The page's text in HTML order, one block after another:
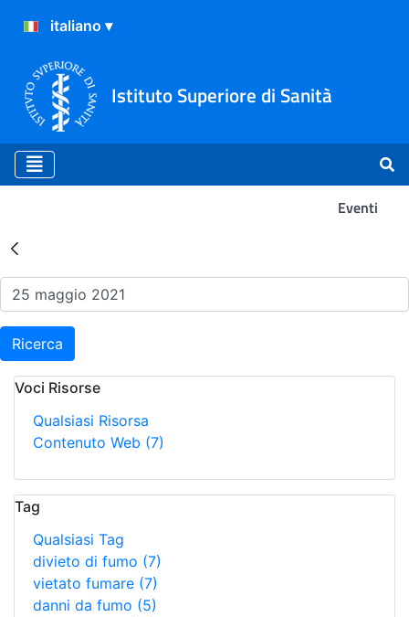
Istituto Superiore di Sanità
Eventi
Risultati della Ricerca -
Ricerca
Voci Risorse
Qualsiasi Risorsa
Contenuto Web (7)
Tag
Qualsiasi Tag
divieto di fumo (7)
vietato fumare (7)
danni da fumo (5)